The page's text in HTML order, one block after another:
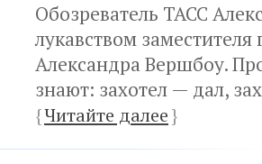
Обозреватель ТАСС
лукавством
Александра Вершбоу.
знают: захотел — дал,
{Читайте далее}